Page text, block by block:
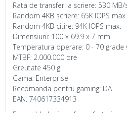
Rata de transfer la scriere: 530 MB/
Random 4KB scriere: 65K IOPS max.
Random 4KB citire: 94K IOPS max.
Dimensiuni: 100 x 69.9 x 7 mm
Temperatura operare: 0 - 70 grade
MTBF: 2.000.000 ore
Greutate 450 g
Gama: Enterprise
Recomanda pentru gaming: DA
EAN: 740617334913